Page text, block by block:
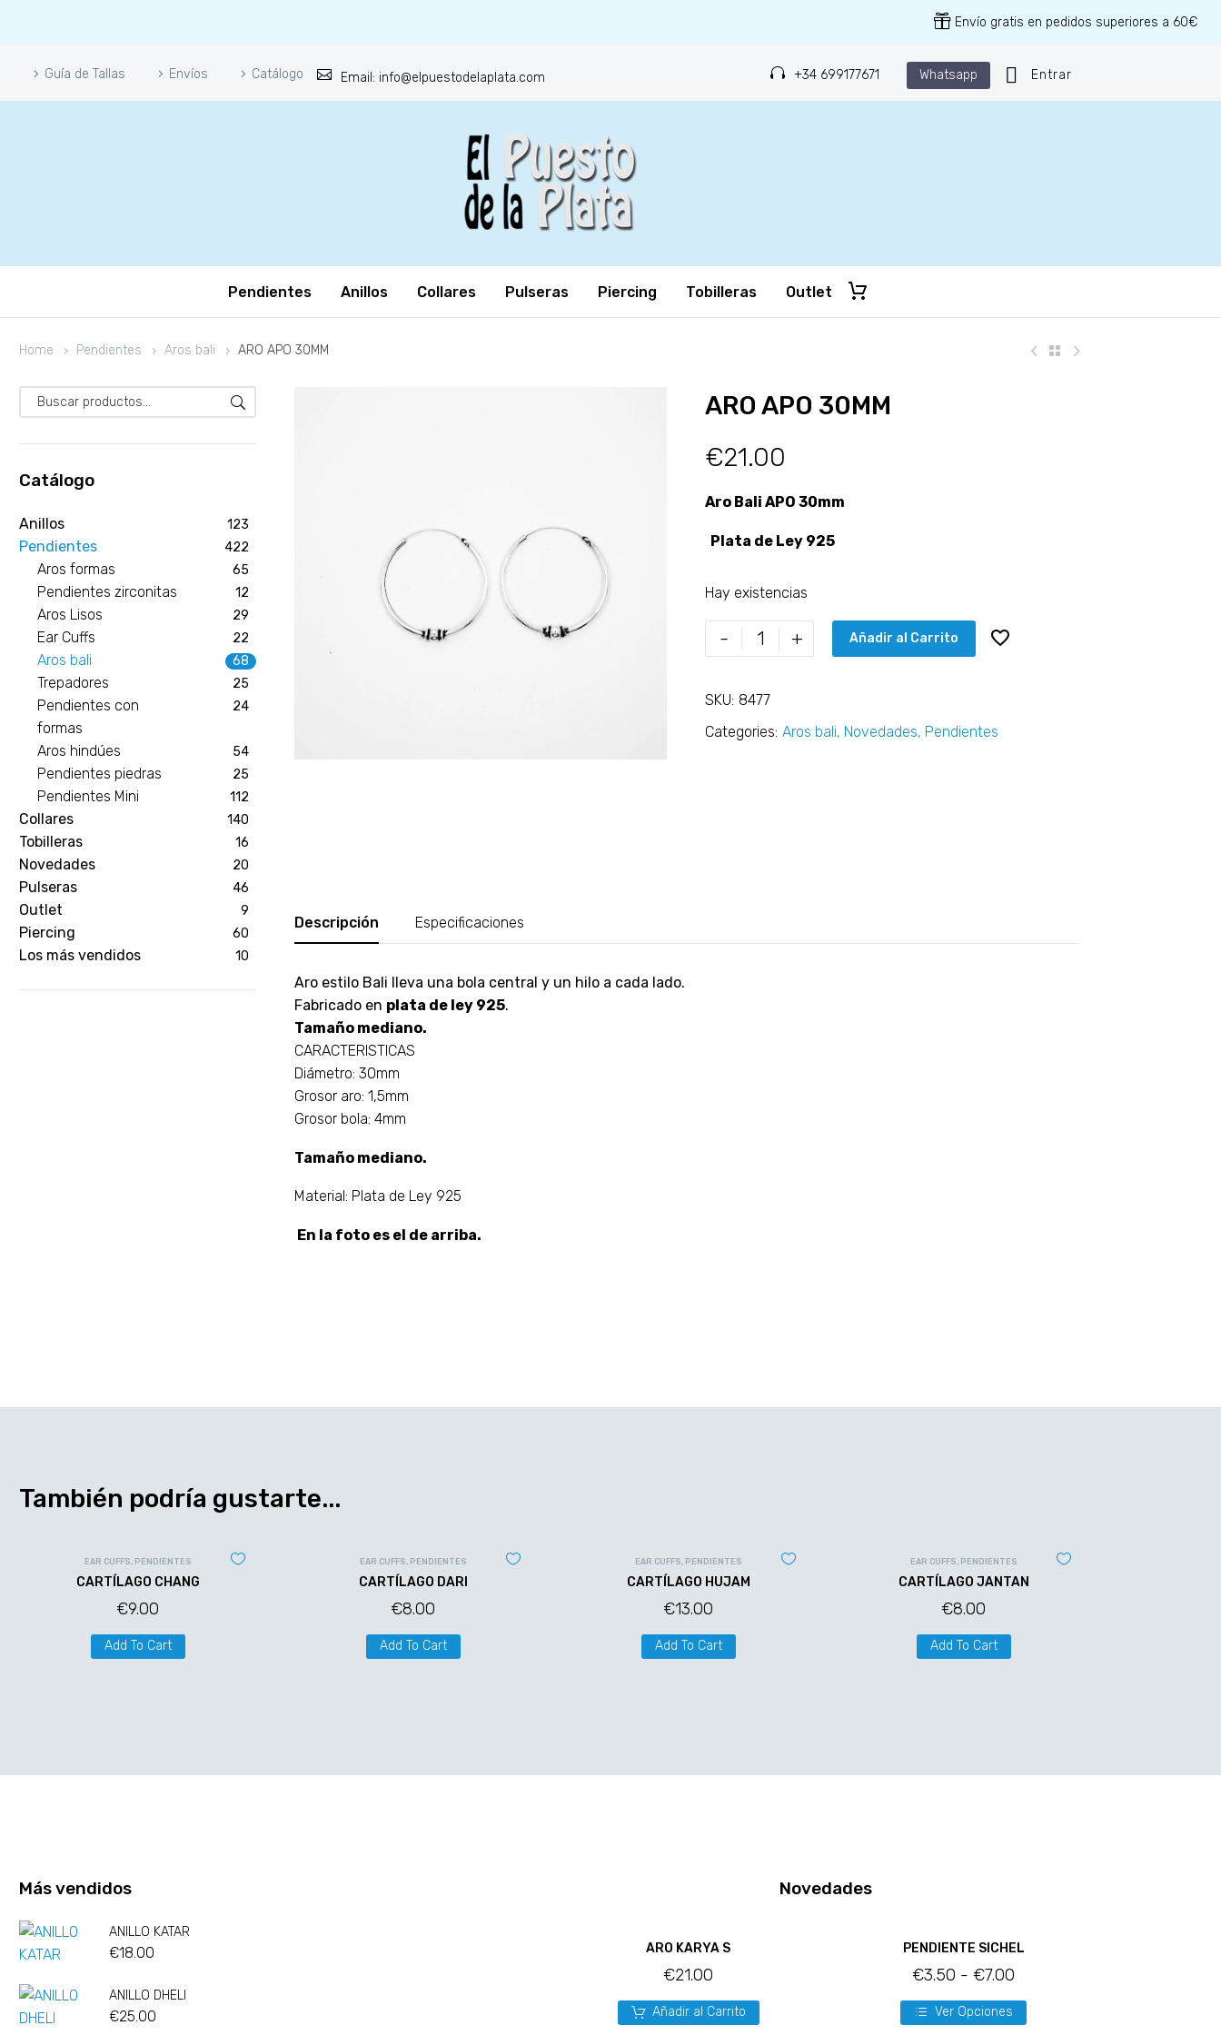
Envío gratis en pedidos superiores a 60€
Guía de Tallas Envíos Catálogo Email: info@elpuestodelaplata.com +34 699177671 Whatsapp Entrar
Pendientes Anillos Collares Pulseras Piercing Tobilleras Outlet
Home Pendientes Aros bali ARO APO 30MM
Catálogo
Anillos 123
Pendientes 422
Aros formas 65
Pendientes zirconitas 12
Aros Lisos 29
Ear Cuffs 22
Aros bali 68
Trepadores 25
Pendientes con
formas
24
Aros hindúes 54
Pendientes piedras 25
Pendientes Mini 112
Collares 140
Tobilleras 16
Novedades 20
Pulseras 46
Outlet 9
Piercing 60
Los más vendidos 10
ARO APO 30MM
€21.00
Aro Bali APO 30mm
Plata de Ley 925
Hay existencias
- + Añadir al Carrito
SKU: 8477
Categories: Aros bali, Novedades, Pendientes
Descripción Especificaciones
Aro estilo Bali lleva una bola central y un hilo a cada lado.
Fabricado en plata de ley 925.
Tamaño mediano.
CARACTERISTICAS
Diámetro: 30mm
Grosor aro: 1,5mm
Grosor bola: 4mm
Tamaño mediano.
Material: Plata de Ley 925
En la foto es el de arriba.
También podría gustarte...
EAR CUFFS, PENDIENTES
CARTÍLAGO CHANG
€9.00
Add To Cart
EAR CUFFS, PENDIENTES
CARTÍLAGO DARI
€8.00
Add To Cart
EAR CUFFS, PENDIENTES
CARTÍLAGO HUJAM
€13.00
Add To Cart
EAR CUFFS, PENDIENTES
CARTÍLAGO JANTAN
€8.00
Add To Cart
Más vendidos
ANILLO KATAR
€18.00
ANILLO DHELI
€25.00
Novedades
ARO KARYA S
€21.00
Añadir al Carrito
PENDIENTE SICHEL
€3.50 - €7.00
Ver Opciones